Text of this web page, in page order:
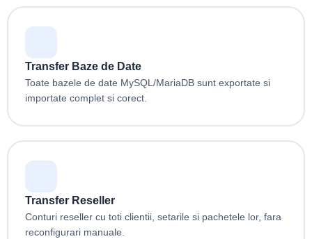
Transfer Baze de Date
Toate bazele de date MySQL/MariaDB sunt exportate si
importate complet si corect.
Transfer Reseller
Conturi reseller cu toti clientii, setarile si pachetele lor, fara
reconfigurari manuale.